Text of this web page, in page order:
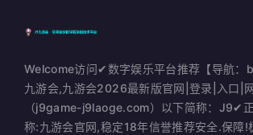
Welcome访问✔数字娱乐平台推荐【导航：
九游会,九游会2026最新版官网|登录|入口|
（j9game-j9laoge.com）以下简称：J9✔
称:九游会官网,稳定18年信誉推荐安全.保障!